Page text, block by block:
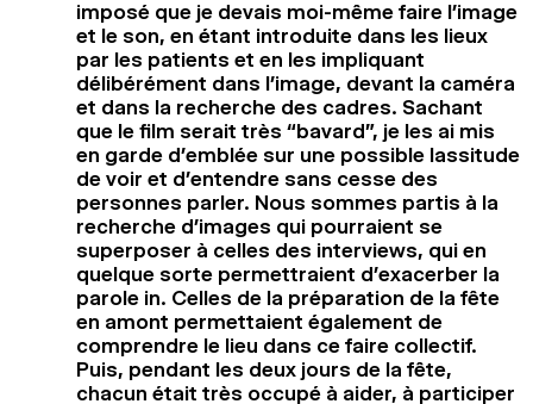
imposé que je devais moi-même faire l’image
et le son, en étant introduite dans les lieux
par les patients et en les impliquant
délibérément dans l’image, devant la caméra
et dans la recherche des cadres. Sachant
que le film serait très “bavard”, je les ai mis
en garde d’emblée sur une possible lassitude
de voir et d’entendre sans cesse des
personnes parler. Nous sommes partis à la
recherche d’images qui pourraient se
superposer à celles des interviews, qui en
quelque sorte permettraient d’exacerber la
parole in. Celles de la préparation de la fête
en amont permettaient également de
comprendre le lieu dans ce faire collectif.
Puis, pendant les deux jours de la fête,
chacun était très occupé à aider, à participer